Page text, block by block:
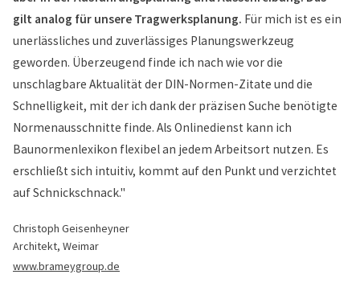
gilt analog für unsere Tragwerksplanung. Für mich ist es ein
unerlässliches und zuverlässiges Planungswerkzeug
geworden. Überzeugend finde ich nach wie vor die
unschlagbare Aktualität der DIN-Normen-Zitate und die
Schnelligkeit, mit der ich dank der präzisen Suche benötigte
Normenausschnitte finde. Als Onlinedienst kann ich
Baunormenlexikon flexibel an jedem Arbeitsort nutzen. Es
erschließt sich intuitiv, kommt auf den Punkt und verzichtet
auf Schnickschnack."
Christoph Geisenheyner
Architekt, Weimar
www.brameygroup.de